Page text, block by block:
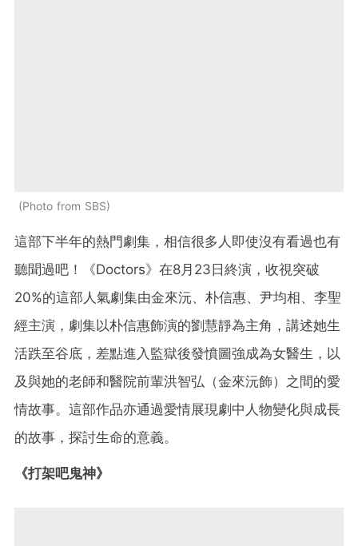
Photo from SBS
這部下半年的熱門劇集，相信很多人即使沒有看過也有
聽聞過吧！《Doctors》在8月23日終演，收視突破
20%的這部人氣劇集由金來沅、朴信惠、尹均相、李聖
經主演，劇集以朴信惠飾演的劉慧靜為主角，講述她生
活跌至谷底，差點進入監獄後發憤圖強成為女醫生，以
及與她的老師和醫院前輩洪智弘（金來沅飾）之間的愛
情故事。這部作品亦通過愛情展現劇中人物變化與成長
的故事，探討生命的意義。
《打架吧鬼神》